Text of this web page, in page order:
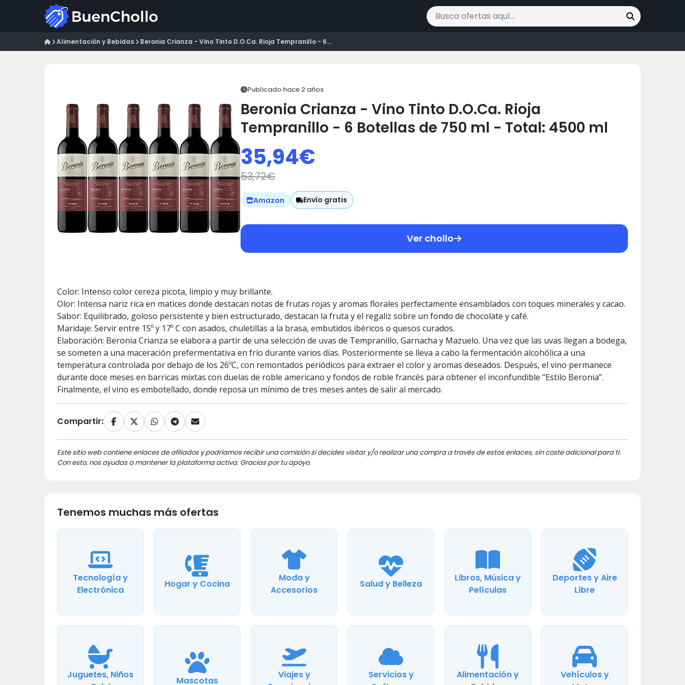
Buscar ofertas
Alimentación y Bebidas Beronia Crianza - Vino Tinto D.O.Ca. Rioja Tempranillo - 6...
Publicado hace 2 años
Beronia Crianza - Vino Tinto D.O.Ca. Rioja
Tempranillo - 6 Botellas de 750 ml - Total: 4500 ml
35,94€
53,72€
Amazon Envío gratis
Ver chollo
Color: Intenso color cereza picota, limpio y muy brillante.
Olor: Intensa nariz rica en matices donde destacan notas de frutas rojas y aromas florales perfectamente ensamblados con toques minerales y cacao.
Sabor: Equilibrado, goloso persistente y bien estructurado, destacan la fruta y el regaliz sobre un fondo de chocolate y café.
Maridaje: Servir entre 15º y 17º C con asados, chuletillas a la brasa, embutidos ibéricos o quesos curados.
Elaboración: Beronia Crianza se elabora a partir de una selección de uvas de Tempranillo, Garnacha y Mazuelo. Una vez que las uvas llegan a bodega,
se someten a una maceración prefermentativa en frío durante varios días. Posteriormente se lleva a cabo la fermentación alcohólica a una
temperatura controlada por debajo de los 26ºC, con remontados periódicos para extraer el color y aromas deseados. Después, el vino permanece
durante doce meses en barricas mixtas con duelas de roble americano y fondos de roble francés para obtener el inconfundible “Estilo Beronia”.
Finalmente, el vino es embotellado, donde reposa un mínimo de tres meses antes de salir al mercado.
Compartir:
Este sitio web contiene enlaces de afiliados y podríamos recibir una comisión si decides visitar y/o realizar una compra a través de estos enlaces, sin coste adicional para ti.
Con esto, nos ayudas a mantener la plataforma activa. Gracias por tu apoyo.
Tenemos muchas más ofertas
Tecnología y
Electrónica
Hogar y Cocina
Moda y
Accesorios
Salud y Belleza
Libros, Música y
Películas
Deportes y Aire
Libre
Juguetes, Niños
Mascotas
Viajes y
Servicios y
Alimentación y
Vehículos y